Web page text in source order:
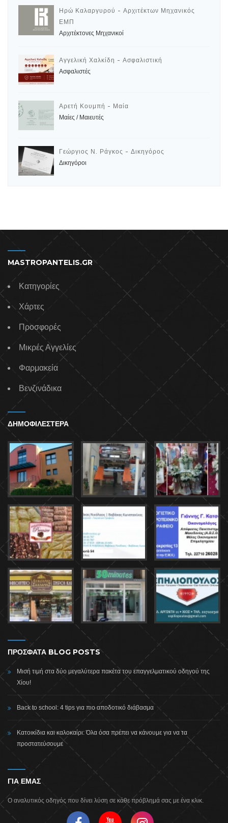
Ηρώ Καλαργυρού - Αρχιτέκτων Μηχανικός
ΕΜΠ
Αρχιτέκτονες Μηχανικοί
Αγγελική Χαλκίδη - Ασφαλιστική
Ασφαλιστές
Αρετή Κουμπή - Μαία
Μαίες / Μαιευτές
Γεώργιος Ν. Ράγκος - Δικηγόρος
Δικηγόροι
MASTROPANTELIS.GR
Κατηγορίες
Χάρτες
Προσφορές
Μικρές Αγγελίες
Φαρμακεία
Βενζινάδικα
ΔΗΜΟΦΙΛΕΣΤΕΡΑ
ΠΡΟΣΦΑΤΑ BLOG POSTS
Μισή τιμή στα δύο μεγαλύτερα πακέτα του επαγγελματικού οδηγού της
Χίου!
Back to school: 4 tips για πιο αποδοτικό διάβασμα
Κατοικίδια και καλοκαίρι: Όλα όσα πρέπει να κάνουμε για να τα
προστατεύσουμε
ΓΙΑ ΕΜΑΣ
Ο αναλυτικός οδηγός που δίνει λύση σε κάθε πρόβλημά σας με ένα κλικ.